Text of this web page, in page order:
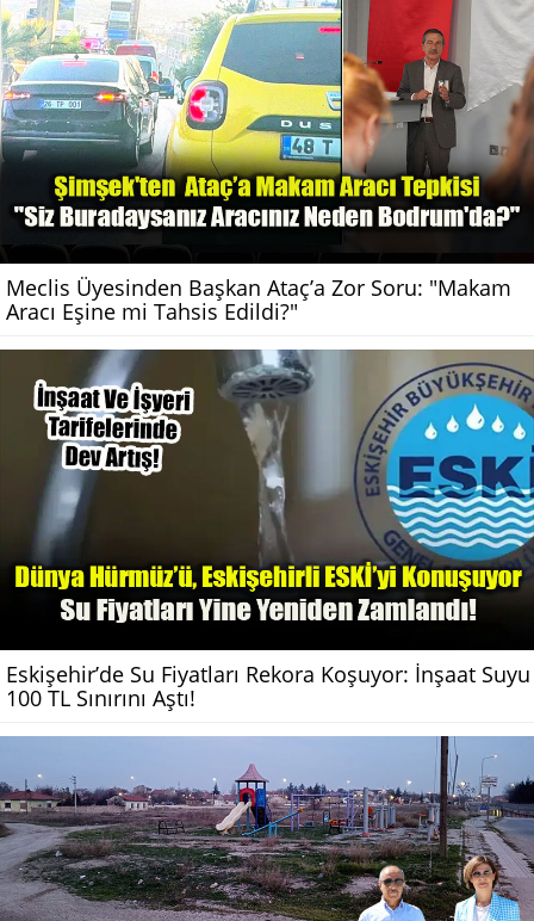
Meclis Üyesinden Başkan Ataç’a Zor Soru: "Makam
Aracı Eşine mi Tahsis Edildi?"
Eskişehir’de Su Fiyatları Rekora Koşuyor: İnşaat Suyu
100 TL Sınırını Aştı!